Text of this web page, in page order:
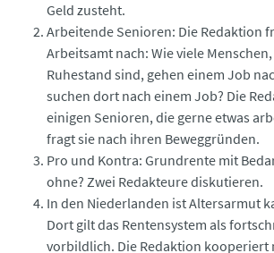
Geld zusteht.
Arbeitende Senioren: Die Redaktion
Arbeitsamt nach: Wie viele
Ruhestand sind, gehen einem Job
suchen dort nach einem Job? Die
einigen Senioren, die gerne etwas
fragt sie nach ihren Beweggründen.
Pro und Kontra: Grundrente mit
ohne? Zwei Redakteure diskutieren.
In den Niederlanden ist Altersarmut
Dort gilt das Rentensystem als
vorbildlich. Die Redaktion kooperiert